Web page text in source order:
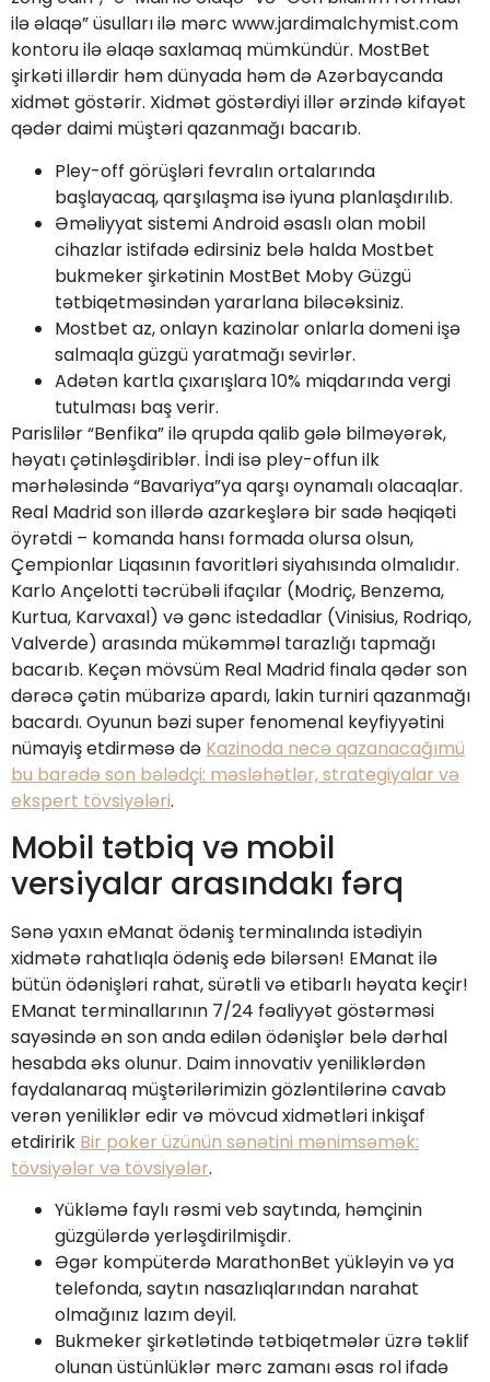
ilə əlaqə” üsulları ilə mərc www.jardimalchymist.com
kontoru ilə əlaqə saxlamaq mümkündür. MostBet
şirkəti illərdir həm dünyada həm də Azərbaycanda
xidmət göstərir. Xidmət göstərdiyi illər ərzində kifayət
qədər daimi müştəri qazanmağı bacarıb.
Pley-off görüşləri fevralın ortalarında
başlayacaq, qarşılaşma isə iyuna planlaşdırılıb.
Əməliyyat sistemi Android əsaslı olan mobil
cihazlar istifadə edirsiniz belə halda Mostbet
bukmeker şirkətinin MostBet Moby Güzgü
tətbiqetməsindən yararlana biləcəksiniz.
Mostbet az, onlayn kazinolar onlarla domeni işə
salmaqla güzgü yaratmağı sevirlər.
Adətən kartla çıxarışlara 10% miqdarında vergi
tutulması baş verir.
Parislilər “Benfika” ilə qrupda qalib gələ bilməyərək,
həyatı çətinləşdiriblər. İndi isə pley-offun ilk
mərhələsində “Bavariya”ya qarşı oynamalı olacaqlar.
Real Madrid son illərdə azarkeşlərə bir sadə həqiqəti
öyrətdi – komanda hansı formada olursa olsun,
Çempionlar Liqasının favoritləri siyahısında olmalıdır.
Karlo Ançelotti təcrübəli ifaçılar (Modriç, Benzema,
Kurtua, Karvaxal) və gənc istedadlar (Vinisius, Rodriqo,
Valverde) arasında mükəmməl tarazlığı tapmağı
bacarıb. Keçən mövsüm Real Madrid finala qədər son
dərəcə çətin mübarizə apardı, lakin turniri qazanmağı
bacardı. Oyunun bəzi super fenomenal keyfiyyətini
nümayiş etdirməsə də Kazinoda necə qazanacağımü
bu barədə son bələdçi: məsləhətlər, strategiyalar və
ekspert tövsiyələri.
Mobil tətbiq və mobil
versiyalar arasındakı fərq
Sənə yaxın eManat ödəniş terminalında istədiyin
xidmətə rahatlıqla ödəniş edə bilərsən! EManat ilə
bütün ödənişləri rahat, sürətli və etibarlı həyata keçir!
EManat terminallarının 7/24 fəaliyyət göstərməsi
sayəsində ən son anda edilən ödənişlər belə dərhal
hesabda əks olunur. Daim innovativ yeniliklərdən
faydalanaraq müştərilərimizin gözləntilərinə cavab
verən yeniliklər edir və mövcud xidmətləri inkişaf
etdiririk Bir poker üzünün sənətini mənimsəmək:
tövsiyələr və tövsiyələr.
Yükləmə faylı rəsmi veb saytında, həmçinin
güzgülərdə yerləşdirilmişdir.
Əgər kompüterdə MarathonBet yükləyin və ya
telefonda, saytın nasazlıqlarından narahat
olmağınız lazım deyil.
Bukmeker şirkətlətində tətbiqetmələr üzrə təklif
olunan üstünlüklər mərc zamanı əsas rol ifadə